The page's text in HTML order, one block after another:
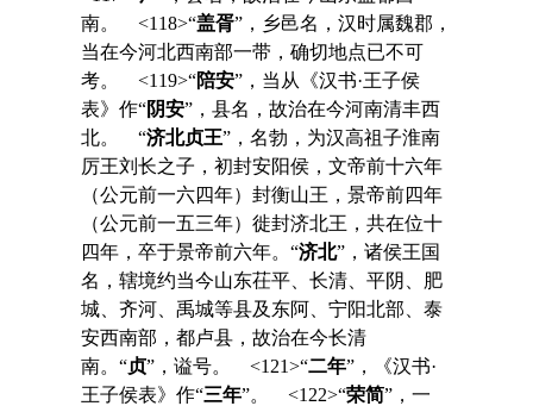
南。 <118>“盖胥”，乡邑名，汉时属魏郡，
当在今河北西南部一带，确切地点已不可
考。 <119>“陪安”，当从《汉书·王子侯
表》作“阴安”，县名，故治在今河南清丰西
北。 “济北贞王”，名勃，为汉高祖子淮南
厉王刘长之子，初封安阳侯，文帝前十六年
（公元前一六四年）封衡山王，景帝前四年
（公元前一五三年）徙封济北王，共在位十
四年，卒于景帝前六年。“济北”，诸侯王国
名，辖境约当今山东茌平、长清、平阴、肥
城、齐河、禹城等县及东阿、宁阳北部、泰
安西南部，都卢县，故治在今长清
南。“贞”，谥号。 <121>“二年”，《汉书·
王子侯表》作“三年”。 <122>“荣简”，一